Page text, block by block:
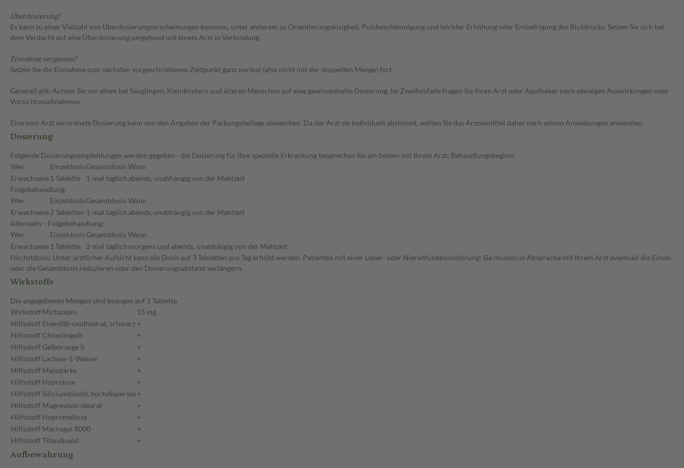
Überdosierung?
Es kann zu einer Vielzahl von Überdosierungserscheinungen kommen, unter anderem zu Orientierungslosigkeit, Pulsbeschleunigung und leichter Erhöhung oder Erniedrigung des Blutdrucks. Setzen Sie sich bei
dem Verdacht auf eine Überdosierung umgehend mit einem Arzt in Verbindung.
Einnahme vergessen?
Setzen Sie die Einnahme zum nächsten vorgeschriebenen Zeitpunkt ganz normal (also nicht mit der doppelten Menge) fort.
Generell gilt: Achten Sie vor allem bei Säuglingen, Kleinkindern und älteren Menschen auf eine gewissenhafte Dosierung. Im Zweifelsfalle fragen Sie Ihren Arzt oder Apotheker nach etwaigen Auswirkungen oder
Vorsichtsmaßnahmen.
Eine vom Arzt verordnete Dosierung kann von den Angaben der Packungsbeilage abweichen. Da der Arzt sie individuell abstimmt, sollten Sie das Arzneimittel daher nach seinen Anweisungen anwenden.
Dosierung
Folgende Dosierungsempfehlungen werden gegeben - die Dosierung für Ihre spezielle Erkrankung besprechen Sie am besten mit Ihrem Arzt: Behandlungsbeginn:
Wer
Einzeldosis Gesamtdosis Wann
Erwachsene 1 Tablette 1-mal täglich abends, unabhängig von der Mahlzeit
Folgebehandlung:
Wer
Einzeldosis Gesamtdosis Wann
Erwachsene2 Tabletten 1-mal täglich abends, unabhängig von der Mahlzeit
Alternativ - Folgebehandlung:
Wer
Einzeldosis Gesamtdosis Wann
Erwachsene 1 Tablette 2-mal täglich morgens und abends, unabhängig von der Mahlzeit
Höchstdosis: Unter ärztlicher Aufsicht kann die Dosis auf 3 Tabletten pro Tag erhöht werden. Patienten mit einer Leber- oder Nierenfunktionsstörung: Sie müssen in Absprache mit Ihrem Arzt eventuell die Einzel-
oder die Gesamtdosis reduzieren oder den Dosierungsabstand verlängern.
Wirkstoffe
Die angegebenen Mengen sind bezogen auf 1 Tablette
WirkstoffMirtazapin
15 mg
Hilfsstoff Eisen(III)-oxidhydrat, schwarz +
Hilfsstoff Chinolingelb
+
Hilfsstoff Gelborange S
+
Hilfsstoff Lactose-1-Wasser
+
Hilfsstoff Maisstärke
+
Hilfsstoff Hyprolose
+
Hilfsstoff Siliciumdioxid, hochdisperses +
Hilfsstoff Magnesium stearat
+
Hilfsstoff Hypromellose
+
Hilfsstoff Macrogol 8000
+
HilfsstoffTitandioxid +
Aufbewahrung